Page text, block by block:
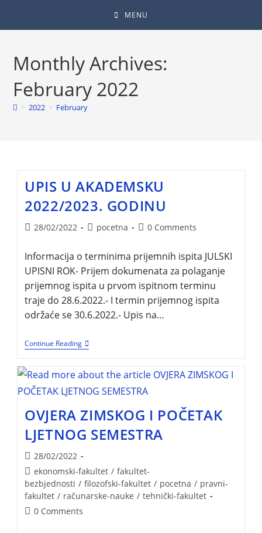
MENU
Monthly Archives:
February 2022
> 2022 > February
UPIS U AKADEMSKU
2022/2023. GODINU
28/02/2022 pocetna 0 Comments
Informacija o terminima prijemnih ispita JULSKI
UPISNI ROK- Prijem dokumenata za polaganje
prijemnog ispita u prvom ispitnom terminu
traje do 28.6.2022.- I termin prijemnog ispita
održaće se 30.6.2022.- Upis na…
Continue Reading
OVJERA ZIMSKOG I POČETAK
LJETNOG SEMESTRA
28/02/2022
ekonomski-fakultet / fakultet-
bezbjednosti / filozofski-fakultet / pocetna / pravni-
fakultet / računarske-nauke / tehnički-fakultet
0 Comments